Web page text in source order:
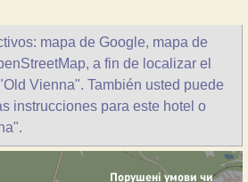
mapa de Google, mapa de
a fin de localizar el
Vienna". También usted puede
instrucciones para este hotel o